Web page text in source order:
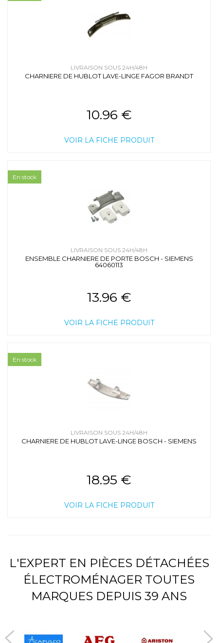
LIVRAISON SOUS 24H/48H
CHARNIERE DE HUBLOT LAVE-LINGE FAGOR BRANDT
10.96 €
VOIR LA FICHE PRODUIT
LIVRAISON SOUS 24H/48H
ENSEMBLE CHARNIERE DE PORTE BOSCH - SIEMENS
64060113
13.96 €
VOIR LA FICHE PRODUIT
En stock
LIVRAISON SOUS 24H/48H
CHARNIERE DE HUBLOT LAVE-LINGE BOSCH - SIEMENS
18.95 €
VOIR LA FICHE PRODUIT
En stock
L'EXPERT EN PIÈCES DÉTACHÉES
ÉLECTROMÉNAGER TOUTES
MARQUES DEPUIS 39 ANS